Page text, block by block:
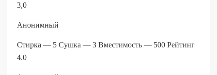
3,0
Анонимный
Стирка — 5 Сушка — 3 Вместимость — 500 Рейтинг
4.0